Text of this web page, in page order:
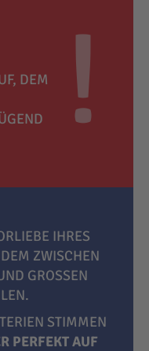
DEM
IHRES
ZWISCHEN
GROSSEN P
STIMMEN
PERFEKT AUF